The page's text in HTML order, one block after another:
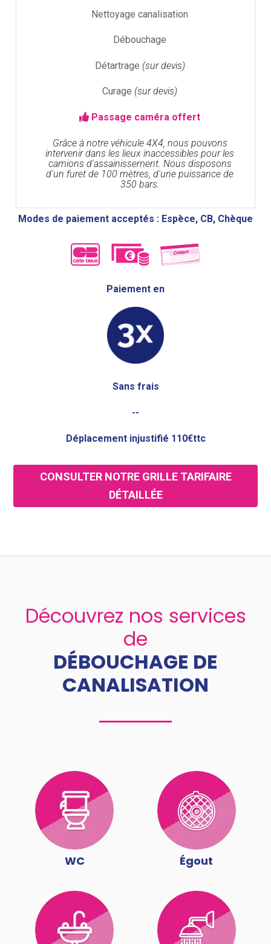
Nettoyage canalisation
Débouchage
Détartrage (sur devis)
Curage (sur devis)
Passage caméra offert
Grâce à notre véhicule 4X4, nous pouvons
intervenir dans les lieux inaccessibles pour les
camions d'assainissement. Nous disposons
d'un furet de 100 mètres, d'une puissance de
350 bars.
Modes de paiement acceptés : Espèce, CB, Chèque
Paiement en
Sans frais
--
Déplacement injustifié 110€ttc
CONSULTER NOTRE GRILLE TARIFAIRE
DÉTAILLÉE
Découvrez nos services
de
DÉBOUCHAGE DE
CANALISATION
WC Égout